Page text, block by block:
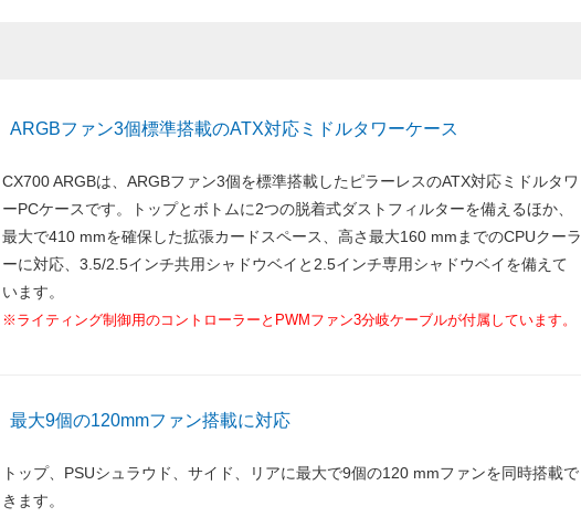
ARGBファン3個標準搭載のATX対応ミドルタワーケース
CX700 ARGBは、ARGBファン3個を標準搭載したピラーレスのATX対応ミドルタワ
ーPCケースです。トップとボトムに2つの脱着式ダストフィルターを備えるほか、
最大で410 mmを確保した拡張カードスペース、高さ最大160 mmまでのCPUクーラ
ーに対応、3.5/2.5インチ共用シャドウベイと2.5インチ専用シャドウベイを備えて
います。
※ライティング制御用のコントローラーとPWMファン3分岐ケーブルが付属しています。
最大9個の120mmファン搭載に対応
トップ、PSUシュラウド、サイド、リアに最大で9個の120 mmファンを同時搭載で
きます。